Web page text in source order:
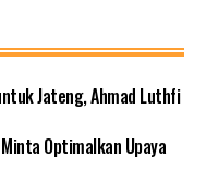
Jateng, Ahmad Luthfi
Optimalkan Upaya